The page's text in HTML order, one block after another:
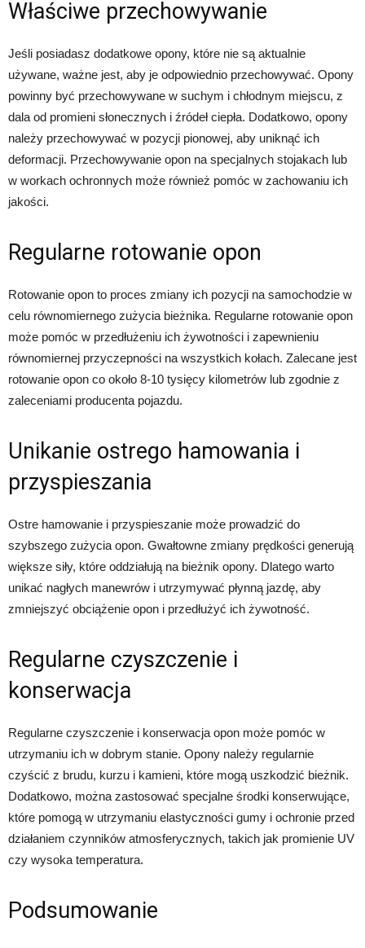
Właściwe przechowywanie
Jeśli posiadasz dodatkowe opony, które nie są aktualnie
używane, ważne jest, aby je odpowiednio przechowywać. Opony
powinny być przechowywane w suchym i chłodnym miejscu, z
dala od promieni słonecznych i źródeł ciepła. Dodatkowo, opony
należy przechowywać w pozycji pionowej, aby uniknąć ich
deformacji. Przechowywanie opon na specjalnych stojakach lub
w workach ochronnych może również pomóc w zachowaniu ich
jakości.
Regularne rotowanie opon
Rotowanie opon to proces zmiany ich pozycji na samochodzie w
celu równomiernego zużycia bieżnika. Regularne rotowanie opon
może pomóc w przedłużeniu ich żywotności i zapewnieniu
równomiernej przyczepności na wszystkich kołach. Zalecane jest
rotowanie opon co około 8-10 tysięcy kilometrów lub zgodnie z
zaleceniami producenta pojazdu.
Unikanie ostrego hamowania i
przyspieszania
Ostre hamowanie i przyspieszanie może prowadzić do
szybszego zużycia opon. Gwałtowne zmiany prędkości generują
większe siły, które oddziałują na bieżnik opony. Dlatego warto
unikać nagłych manewrów i utrzymywać płynną jazdę, aby
zmniejszyć obciążenie opon i przedłużyć ich żywotność.
Regularne czyszczenie i
konserwacja
Regularne czyszczenie i konserwacja opon może pomóc w
utrzymaniu ich w dobrym stanie. Opony należy regularnie
czyścić z brudu, kurzu i kamieni, które mogą uszkodzić bieżnik.
Dodatkowo, można zastosować specjalne środki konserwujące,
które pomogą w utrzymaniu elastyczności gumy i ochronie przed
działaniem czynników atmosferycznych, takich jak promienie UV
czy wysoka temperatura.
Podsumowanie